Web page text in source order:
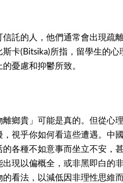
託的人，他們通常會出現疏
斯卡(Bitsika)所指，留學生的心
憂慮和抑鬱所致。
鄉貴」可能是真的。但從心
視乎你如何看這些遭遇。中國
各種不如意事而坐立不安，
現以偏概全，或非黑即白的
看法，以減低因非理性思維